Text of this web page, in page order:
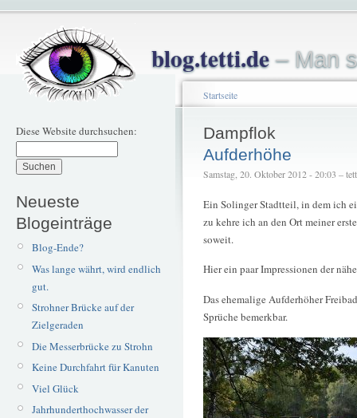
blog.tetti.de– Man
Diese Website durchsuchen:
Neueste
Blogeinträge
Blog-Ende?
Was lange währt, wird endlich
gut.
Strohner Brücke auf der
Zielgeraden
Die Messerbrücke zu Strohn
Keine Durchfahrt für Kanuten
Viel Glück
Jahrhunderthochwasser der
Startseite
Dampflok
Aufderhöhe
Samstag, 20. Oktober 2012 - 20:03 –
Ein Solinger Stadtteil, in dem ich
zu kehre ich an den Ort meiner
soweit.
Hier ein paar Impressionen der
Das ehemalige Aufderhöher
Sprüche bemerkbar.